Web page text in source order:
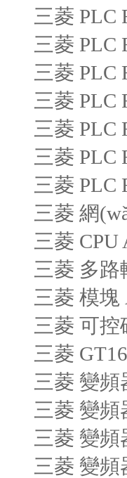
三菱 PLC
三菱 PLC
三菱 PLC
三菱 PLC
三菱 PLC
三菱 PLC
三菱 PLC
三菱 網
三菱 CPU
三菱 多路
三菱 模塊
三菱 可控
三菱
三菱 變頻
三菱 變頻
三菱 變頻
三菱 變頻